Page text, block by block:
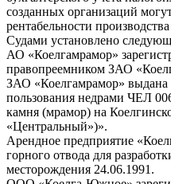
созданных организаций
рентабельности
Судами установлено
АО «Коелгамрамор»
правопреемником ЗАО
ЗАО «Коелгамрамор» выдана
пользования недрами ЧЕЛ
камня (мрамор) на
«Центральный»)».
Арендное предприятие
горного отвода для
месторождения 24.06.1991.